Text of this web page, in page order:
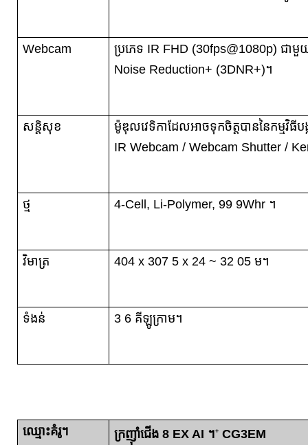
Webcam
ប្រភេទ IR FHD (30fps@1080p) ជា
Noise Reduction+ (3DNR+)។
សន្តិសុខ
ម៉ូឌុលវេទិកាដែលអាចទុកចិត្តបាននៃកម្មវិធី
IR Webcam / Webcam Shutter /
ថ្ម 4-Cell, Li-Polymer, 99 9Whr ។
វិមាត្រ 404 x 307 5 x 24 ~ 32 05 ម។
ទំងន់ 3 6 គីឡូក្រាម។
ឈ្មោះគំរូ។ ក្រញ៉ាំជើង 8 EX AI ។+CG3EM